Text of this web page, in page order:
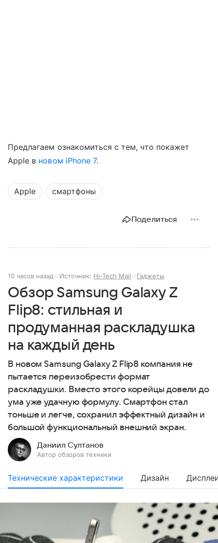
Предлагаем ознакомиться с тем, что покажет
Apple в новом iPhone 7.
Apple смартфоны
Поделиться
10 часов назад Источник: Hi-Tech Mail Гаджеты
Обзор Samsung Galaxy Z
Flip8: стильная и
продуманная раскладушка
на каждый день
В новом Samsung Galaxy Z Flip8 компания не
пытается переизобрести формат
раскладушки. Вместо этого корейцы довели до
ума уже удачную формулу. Смартфон стал
тоньше и легче, сохранил эффектный дизайн и
большой функциональный внешний экран.
Даниил Султанов
Автор обзоров техники
Технические характеристики Дизайн